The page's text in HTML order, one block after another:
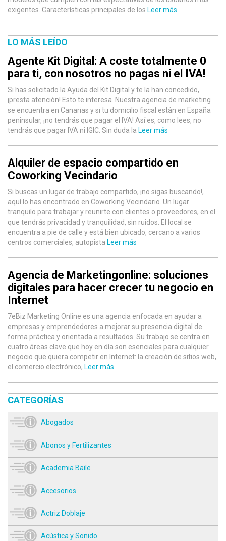
exigentes. Características principales de los Leer más
LO MÁS LEÍDO
Agente Kit Digital: A coste totalmente 0
para ti, con nosotros no pagas ni el IVA!
Si has solicitado la Ayuda del Kit Digital y te la han concedido,
¡presta atención! Esto te interesa. Nuestra agencia de marketing
se encuentra en Canarias y si tu domicilio fiscal están en España
peninsular, ¡no tendrás que pagar el IVA! Así es, como lees, no
tendrás que pagar IVA ni IGIC. Sin duda la Leer más
Alquiler de espacio compartido en
Coworking Vecindario
Si buscas un lugar de trabajo compartido, ¡no sigas buscando!,
aquí lo has encontrado en Coworking Vecindario. Un lugar
tranquilo para trabajar y reunirte con clientes o proveedores, en el
que tendrás privacidad y tranquilidad, sin ruidos. El local se
encuentra a pie de calle y está bien ubicado, cercano a varios
centros comerciales, autopista Leer más
Agencia de Marketingonline: soluciones
digitales para hacer crecer tu negocio en
Internet
7eBiz Marketing Online es una agencia enfocada en ayudar a
empresas y emprendedores a mejorar su presencia digital de
forma práctica y orientada a resultados. Su trabajo se centra en
cuatro áreas clave que hoy en día son esenciales para cualquier
negocio que quiera competir en Internet: la creación de sitios web,
el comercio electrónico, Leer más
CATEGORÍAS
Abogados
Abonos y Fertilizantes
Academia Baile
Accesorios
Actriz Doblaje
Acústica y Sonido